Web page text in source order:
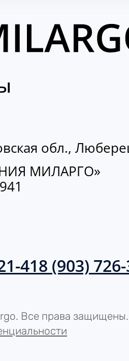
обл.,
МИЛАРГО»
418 (903)
Все права защищены.